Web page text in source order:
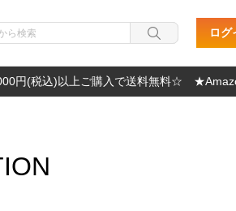
ログ
円(税込)以上ご購入で送料無料☆